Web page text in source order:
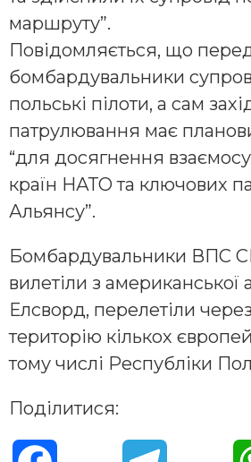
маршруту”.
Повідомляється, що
бомбардувальники
польські пілоти, а сам
патрулювання має
“для досягнення
країн НАТО та ключових
Альянсу”.
Бомбардувальники ВПС
вилетіли з американської
Елсворд, перелетіли
територію кількох
тому числі Республіки
Поділитися: